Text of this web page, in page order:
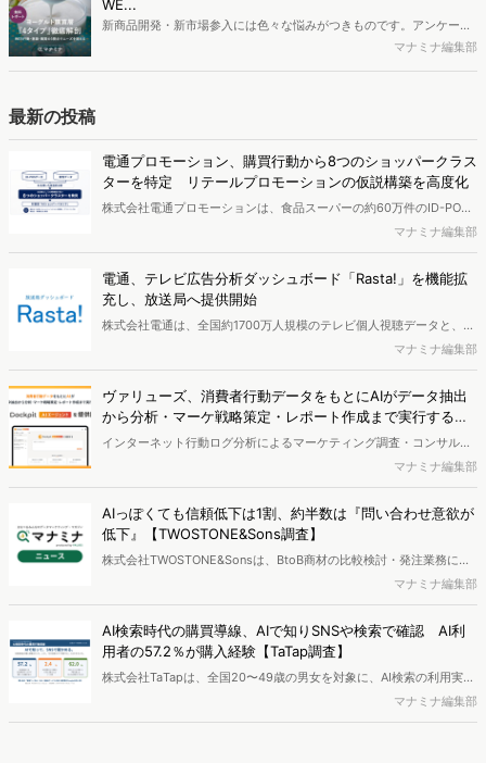
す。※資料は記事内の入力フォームより、ダウンロードいただけま
WE...
新商品開発・新市場参入には色々な悩みがつきものです。アンケート
調査を実施しても、購買実態が不透明、新商品の受容性も判断しきれ
ポートとなっています。※本レポートは記事のフォームから無料でダ
ウンロードできます。
マナミナ編集部
最新の投稿
電通プロモーション、購買行動から8つのショッパークラス
ターを特定 リテールプロモーションの仮説構築を高度化
株式会社電通プロモーションは、食品スーパーの約60万件のID-POS
データと生活者の定性データをAIで分析し、購買行動の特徴に基づい
た8つのショッパークラスターを特定しました。これにより購買時点
における生活者の意識や行動背景の把握が可能となり、リテールプロ
モーションにおけるプランニングの高速化と高精度化を実現できると
いいます。
マナミナ編集部
電通、テレビ広告分析ダッシュボード「Rasta!」を機能拡
充し、放送局へ提供開始
株式会社電通は、全国約1700万人規模のテレビ個人視聴データと、独
自の大規模生活者意識調査データを掛け合わせて、テレビ広告のデー
タ集計や広告効果の分析ができるダッシュボード「Rasta!
（Resourceful Analysis System of TV Audience：ラスタ）」の機能
を拡充し、放送局への提供を開始したことを発表しました。
マナミナ編集部
ヴァリューズ、消費者行動データをもとにAIがデータ抽出
から分析・マーケ戦略策定・レポート作成まで実行する
「Dockpit AIエージェント」を提供開始
インターネット行動ログ分析によるマーケティング調査・コンサルテ
ィングサービスを提供する株式会社ヴァリューズは、国内最大規模
250万人のWeb行動ログデータを基盤としたマーケティングリサーチ
エンジン「Dockpit（ドックピット）」の新機能として、AIが市場分
析から仮説構築、レポート作成までを自律的にサポートする
「Dockpit AIエージェント」の提供を開始いたしました。
マナミナ編集部
AIっぽくても信頼低下は1割、約半数は『問い合わせ意欲が
低下』【TWOSTONE&Sons調査】
株式会社TWOSTONE&Sonsは、BtoB商材の比較検討・発注業務に携
わる担当者を対象に、コンテンツのAIっぽさに関する意識調査を実施
し、結果を公開しました。
マナミナ編集部
AI検索時代の購買導線、AIで知りSNSや検索で確認 AI利
用者の57.2％が購入経験【TaTap調査】
株式会社TaTapは、全国20〜49歳の男女を対象に、AI検索の利用実態
と、AIで知った商品をどこで確かめているかを調査し、結果を公開し
ました。
マナミナ編集部